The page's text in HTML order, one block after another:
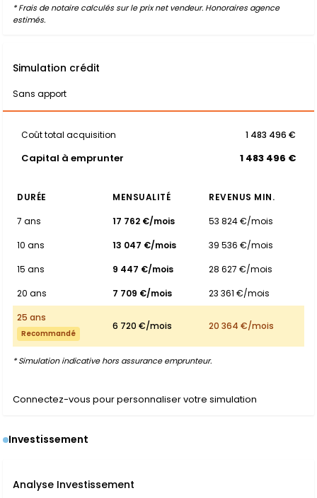
* Frais de notaire calculés sur le prix net vendeur. Honoraires agence
estimés.
Simulation crédit
Sans apport
Coût total acquisition 1 483 496 €
Capital à emprunter 1 483 496 €
DURÉE MENSUALITÉ
REVENUS MIN.
7 ans
17 762 €/mois
53 824 €/mois
10 ans
13 047 €/mois
39 536 €/mois
15 ans
9 447 €/mois
28 627 €/mois
20 ans
7 709 €/mois
23 361 €/mois
25 ans
Recommandé
6 720 €/mois 20 364 €/mois
* Simulation indicative hors assurance emprunteur.
Connectez-vous pour personnaliser votre simulation
Investissement
Analyse Investissement